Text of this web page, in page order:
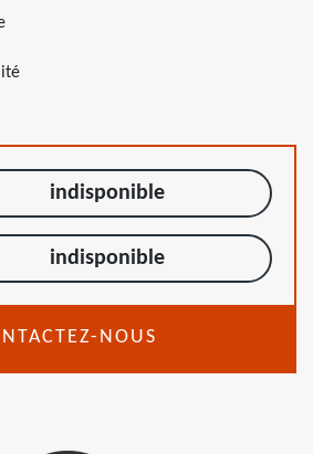
indisponible
indisponible
NOUS